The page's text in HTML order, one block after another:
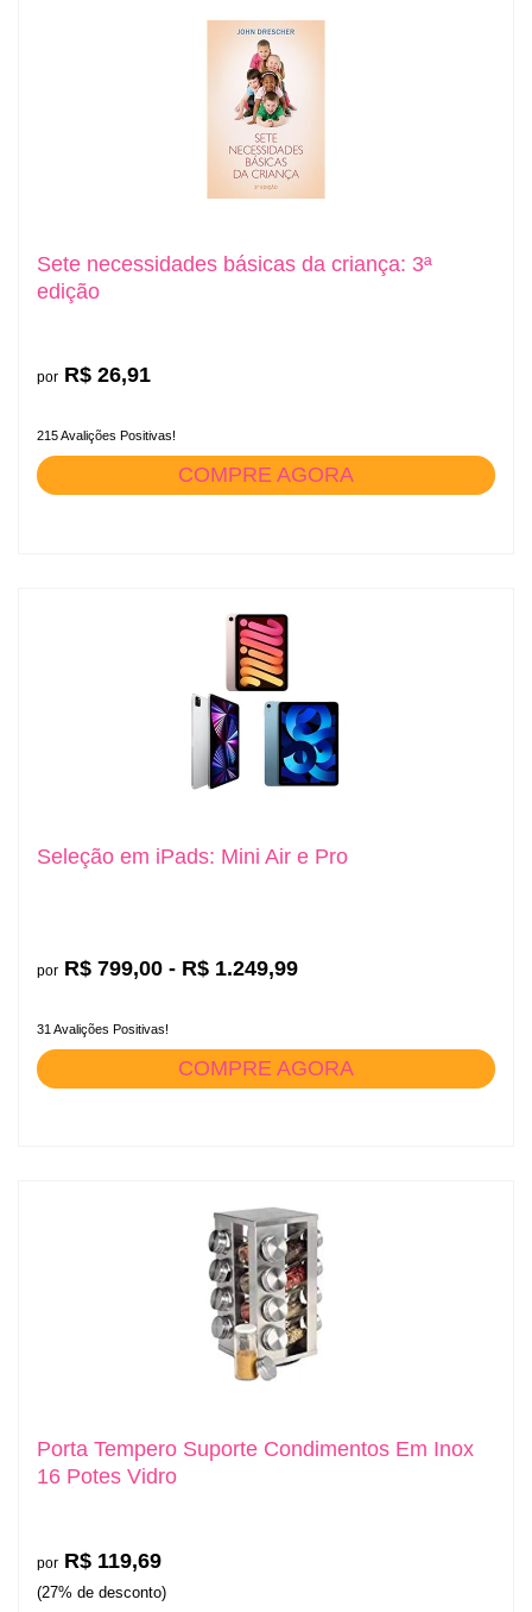
Sete necessidades básicas da criança: 3ª
edição
por R$ 26,91
215 Avalições Positivas!
COMPRE AGORA
Seleção em iPads: Mini Air e Pro
por R$ 799,00 - R$ 1.249,99
31 Avalições Positivas!
COMPRE AGORA
Porta Tempero Suporte Condimentos Em Inox
16 Potes Vidro
por R$ 119,69
(27% de desconto)